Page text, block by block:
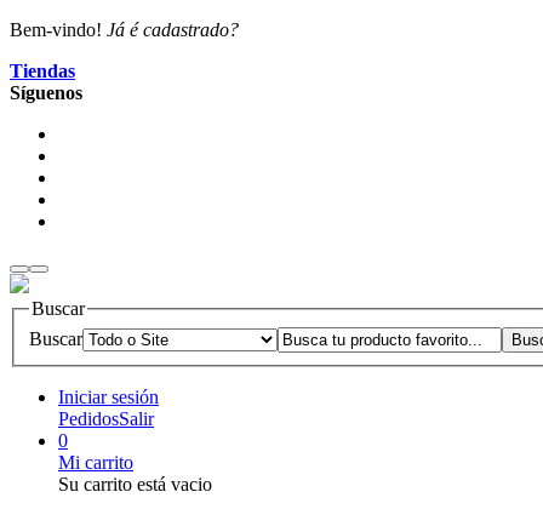
Bem-vindo! Já é cadastrado?
Tiendas
Síguenos
Buscar
Buscar
Iniciar sesión
PedidosSalir
0
Mi carrito
Su carrito está vacio